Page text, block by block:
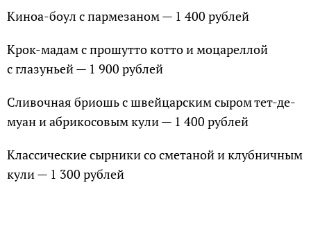
Киноа-боул с пармезаном — 1 400 рублей
Крок-мадам с прошутто котто и моцареллой
с глазуньей — 1 900 рублей
Сливочная бриошь с швейцарским сыром тет-де-
муан и абрикосовым кули — 1 400 рублей
Классические сырники со сметаной и клубничным
кули — 1 300 рублей